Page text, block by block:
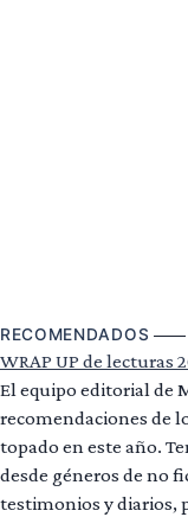
RECOMENDADOS
WRAP UP de lecturas
El equipo editorial de
recomendaciones de
topado en este año.
desde géneros de no
testimonios y diarios,